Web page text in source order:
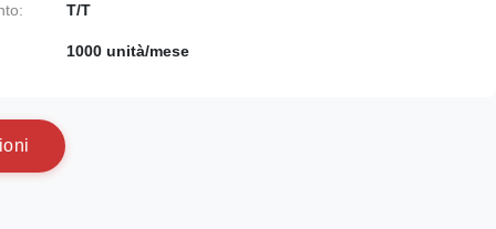
T/T
1000 unità/mese
ioni